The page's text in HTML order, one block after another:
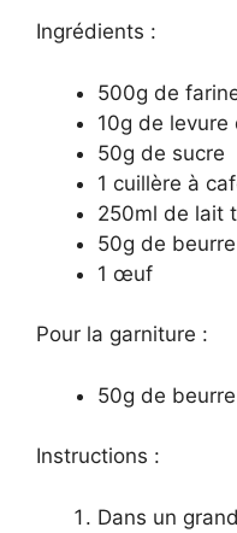
Ingrédients :
500g de
10g de levure
50g de sucre
1 cuillère à
250ml de lait
50g de
1 œuf
Pour la garniture :
50g de
Instructions :
Dans un